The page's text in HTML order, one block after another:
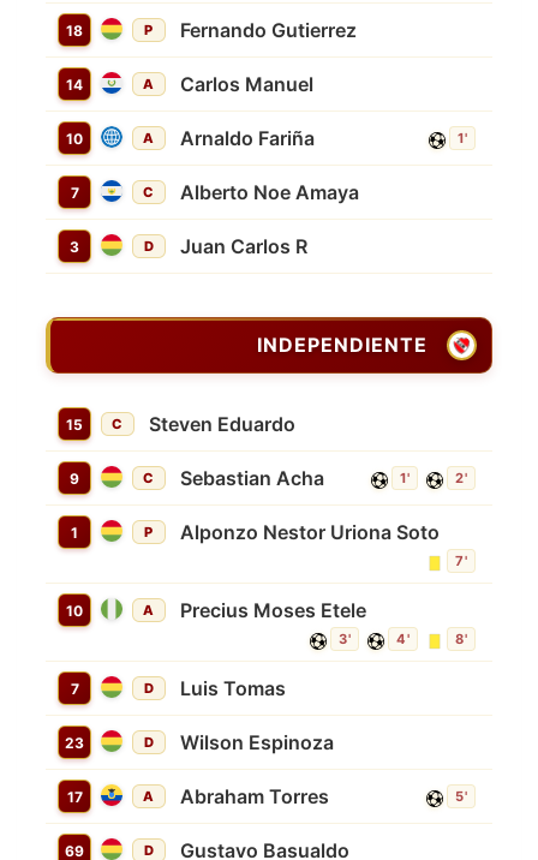
18 P Fernando Gutierrez
14 A Carlos Manuel
10 A Arnaldo Fariña 1'
7 C Alberto Noe Amaya
3 D Juan Carlos R
INDEPENDIENTE
15 C Steven Eduardo
9 C Sebastian Acha 1' 2'
1 P Alponzo Nestor Uriona Soto
7'
10 A Precius Moses Etele
3' 4' 8'
7 D Luis Tomas
23 D Wilson Espinoza
17 A Abraham Torres 5'
69 D Gustavo Basualdo